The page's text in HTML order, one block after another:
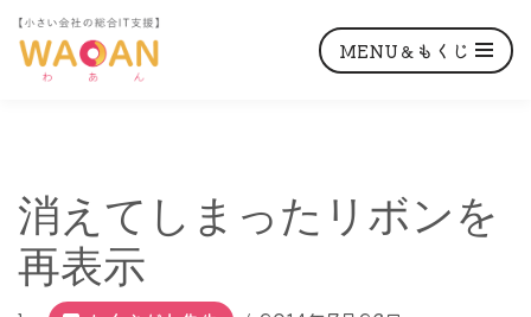
ン
テ
ン
MENU＆もくじ
消えてしまったリボンを
再表示